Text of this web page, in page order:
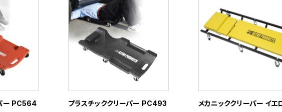
ー PC564 プラスチッククリーパー PC493 メカニッククリーパー イエ